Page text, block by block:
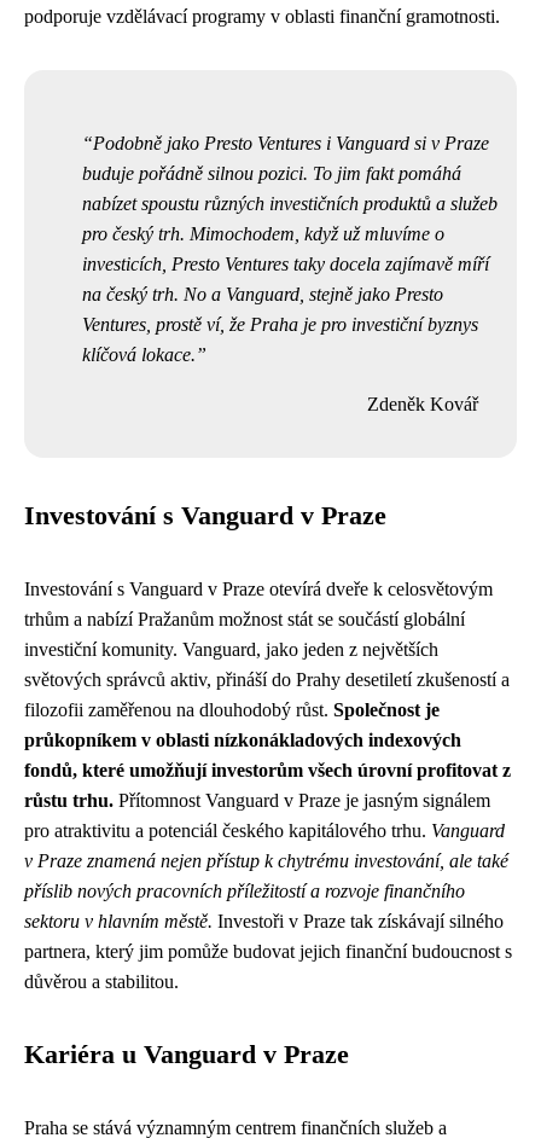
podporuje vzdělávací programy v oblasti finanční gramotnosti.
Podobně jako Presto Ventures i Vanguard si v Praze
buduje pořádně silnou pozici. To jim fakt pomáhá
nabízet spoustu různých investičních produktů a služeb
pro český trh. Mimochodem, když už mluvíme o
investicích, Presto Ventures taky docela zajímavě míří
na český trh. No a Vanguard, stejně jako Presto
Ventures, prostě ví, že Praha je pro investiční byznys
klíčová lokace.
Zdeněk Kovář
Investování s Vanguard v Praze
Investování s Vanguard v Praze otevírá dveře k celosvětovým
trhům a nabízí Pražanům možnost stát se součástí globální
investiční komunity. Vanguard, jako jeden z největších
světových správců aktiv, přináší do Prahy desetiletí zkušeností a
filozofii zaměřenou na dlouhodobý růst. Společnost je
průkopníkem v oblasti nízkonákladových indexových
fondů, které umožňují investorům všech úrovní profitovat z
růstu trhu. Přítomnost Vanguard v Praze je jasným signálem
pro atraktivitu a potenciál českého kapitálového trhu. Vanguard
v Praze znamená nejen přístup k chytrému investování, ale také
příslib nových pracovních příležitostí a rozvoje finančního
sektoru v hlavním městě. Investoři v Praze tak získávají silného
partnera, který jim pomůže budovat jejich finanční budoucnost s
důvěrou a stabilitou.
Kariéra u Vanguard v Praze
Praha se stává významným centrem finančních služeb a